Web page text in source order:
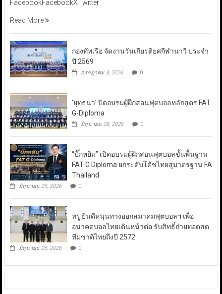
FacebookFacebookXTwitter
Read More
กองทัพเรือ จัดงานวันเกียรติยศกีฬานาวี ประจำ
ปี 2569
กรกฎาคม 3, 2026 0
‘ยุทธนา’ ปิดอบรมผู้ฝึกสอนฟุตบอลหลักสูตร FAT
G-Diploma
มิถุนายน 28, 2026 0
“บิ๊กหยิม” เปิดอบรมผู้ฝึกสอนฟุตบอลขั้นพื้นฐาน
FAT G Diploma ยกระดับโค้ชไทยสู่มาตรฐาน FA
Thailand
มิถุนายน 25, 2026 0
ทรู ยินดีหนุนทางออกสมาคมฟุตบอลฯ เพื่อ
อนาคตบอลไทยเดินหน้าต่อ รับสิทธิ์ถ่ายทอดสด
ทีมชาติไทยถึงปี 2572
มิถุนายน 25, 2026 0